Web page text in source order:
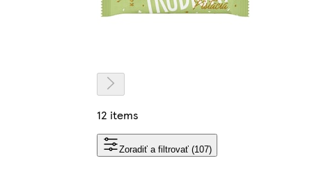
12 items
Zoradiť a filtrovať (107)